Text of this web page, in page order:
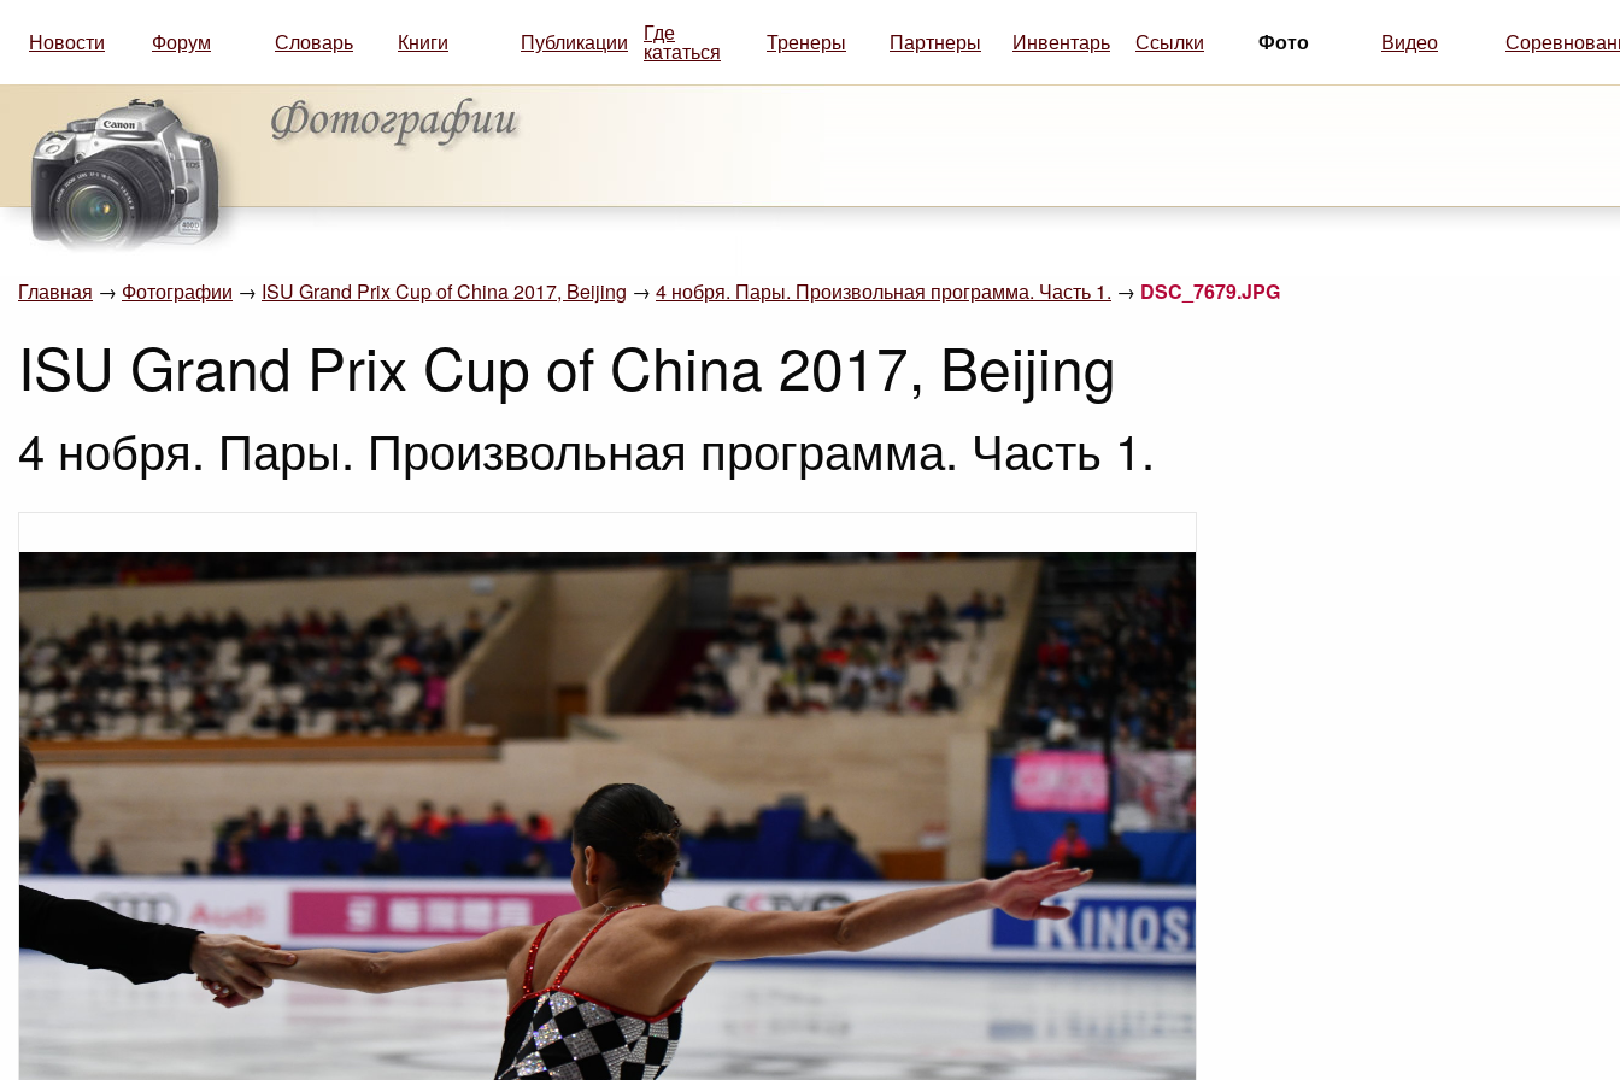
Новости Форум Словарь Книги Публикации Где
кататься Тренеры Партнеры Инвентарь Ссылки Фото Видео
Главная → Фотографии → ISU Grand Prix Cup of China 2017, Beijing → 4 нобря. Пары. Произвольная программа. Часть 1. → DSC_7679.JPG
ISU Grand Prix Cup of China 2017, Beijing
4 нобря. Пары. Произвольная программа. Часть 1.